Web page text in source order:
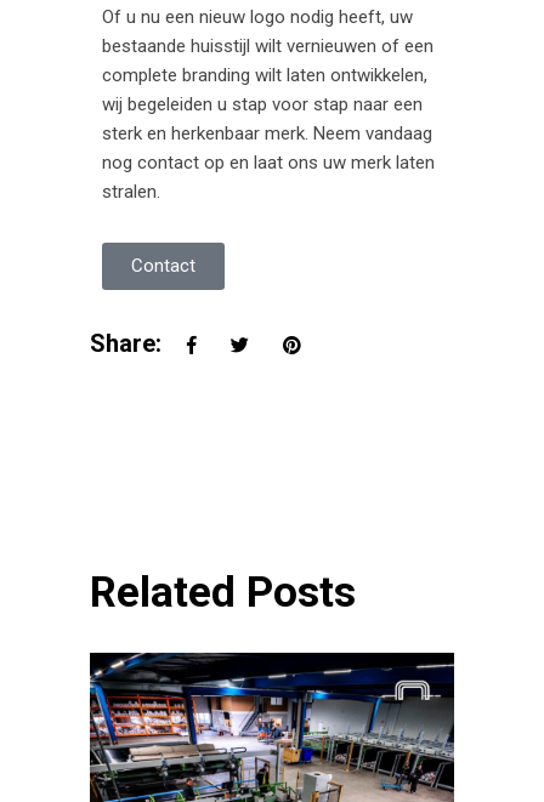
Of u nu een nieuw logo nodig heeft, uw
bestaande huisstijl wilt vernieuwen of een
complete branding wilt laten ontwikkelen,
wij begeleiden u stap voor stap naar een
sterk en herkenbaar merk. Neem vandaag
nog contact op en laat ons uw merk laten
stralen.
Contact
Share:
Related Posts